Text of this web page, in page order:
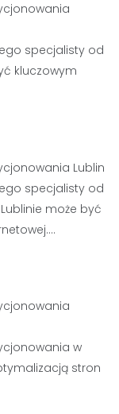
specjalisty od
kluczowym
Lublin
specjalisty od
może być
w
stron